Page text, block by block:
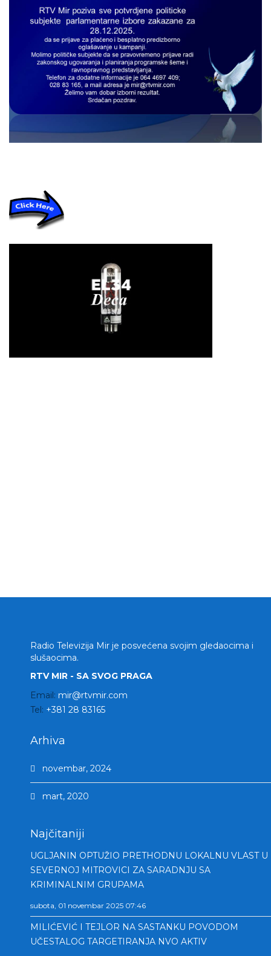
Radio Televizija Mir je posvećena svojim gledaocima i
slušaocima.
RTV MIR - SA SVOG PRAGA
Email: mir@rtvmir.com
Tel: +381 28 83165
Arhiva
novembar, 2024
mart, 2020
Najčitaniji
UGLJANIN OPTUŽIO PRETHODNU LOKALNU VLAST U
SEVERNOJ MITROVICI ZA SARADNJU SA
KRIMINALNIM GRUPAMA
subota, 01 novembar 2025 07:46
MILIĆEVIĆ I TEJLOR NA SASTANKU POVODOM
UČESTALOG TARGETIRANJA NVO AKTIV